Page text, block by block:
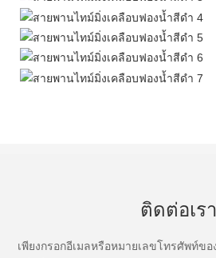
ติดต่อเรา
เพียงกรอกอีเมลหรือหมายเลขโทรศัพท์